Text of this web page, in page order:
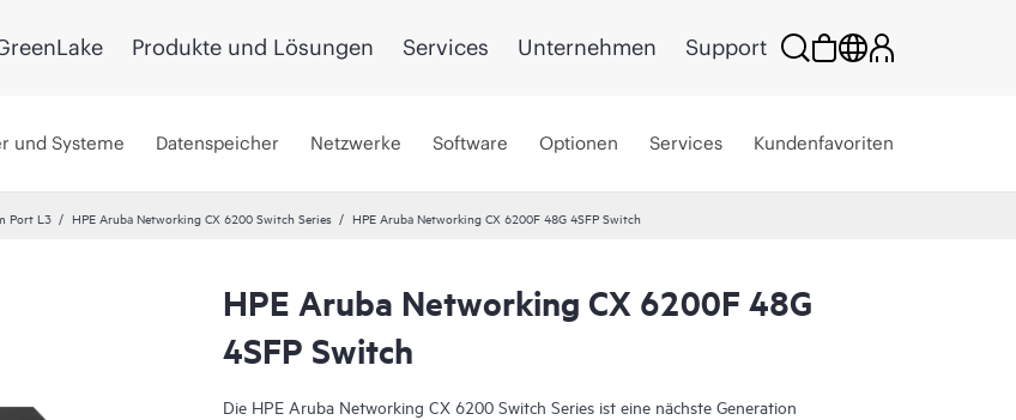
Produkte und Lösungen Services Unternehmen Support
und Systeme Datenspeicher Netzwerke Software Optionen Services Kundenfavoriten
Port L3 HPE Aruba Networking CX 6200 Switch Series HPE Aruba Networking CX 6200F 48G 4SFP Switch
HPE Aruba Networking CX 6200F 48G
4SFP Switch
Die HPE Aruba Networking CX 6200 Switch Series ist eine nächste Generation